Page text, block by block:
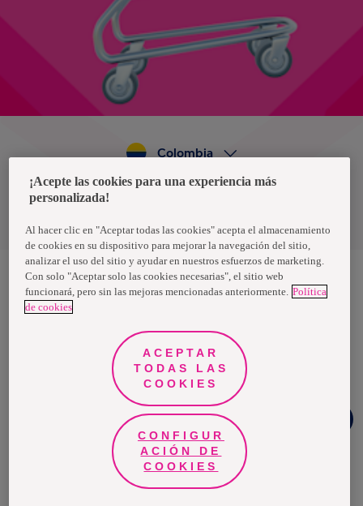
Política de privacidad de datos
Colombia
Nosotras, una marca de Essity - una compañía global líder en
higiene y salud. Cada día, mil millones de personas, en todo el
propósito es romper barreras por el bienestar en beneficio de
consumidores, pacientes, cuidadores, clientes y la sociedad en
general. Vendemos en aproximadamente 150 países bajo las
principales marcas globales TENA y Tork, así como otras marcas
como Actimove, Cutimed, JOBST, Knix, Leukoplast, Libero, Libresse,
Lotus, Modibodi, Nosotras, Saba, Tempo, TOM Organic y Zewa. En
2024, Essity tuvo ventas de aproximadamente 13 mil millones de
euros y empleó a 36,000 personas. La sede de la compañía está
ubicada en Estocolmo, Suecia, y Essity cotiza en Nasdaq Estocolmo.
Más información enwww.essity.com.
¡Acepte las cookies para una experiencia más
personalizada!
Al hacer clic en "Aceptar todas las cookies" acepta el almacenamiento
de cookies en su dispositivo para mejorar la navegación del sitio,
analizar el uso del sitio y ayudar en nuestros esfuerzos de marketing.
Con solo "Aceptar solo las cookies necesarias", el sitio web
funcionará, pero sin las mejoras mencionadas anteriormente. Política
de cookies
ACEPTAR
TODAS LAS
COOKIES
CONFIGUR
ACIÓN DE
COOKIES